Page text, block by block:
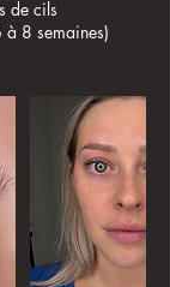
de cils